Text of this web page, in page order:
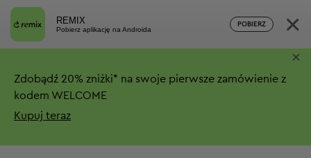
REMIX
Pobierz aplikację na Androida
POBIERZ ×
Zdobądź 20% zniżki* na swoje pierwsze zamówienie z
kodem WELCOME
Kupuj teraz
×